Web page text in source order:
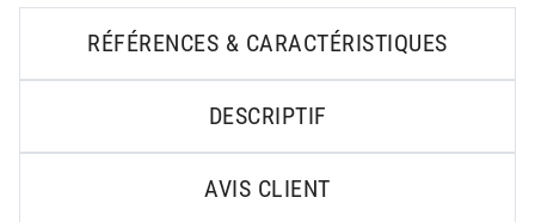
RÉFÉRENCES & CARACTÉRISTIQUES
DESCRIPTIF
AVIS CLIENT